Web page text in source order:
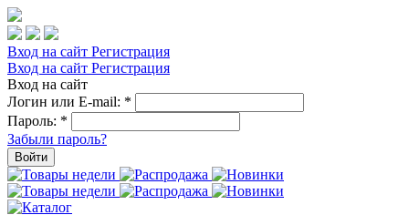
Вход на сайт Регистрация
Вход на сайт Регистрация
Вход на сайт
Логин или E-mail: *
Пароль: *
Забыли пароль?
Войти